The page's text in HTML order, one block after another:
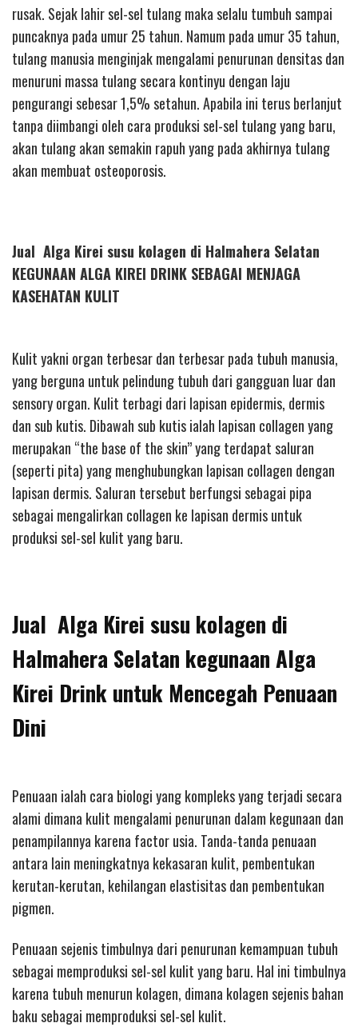
rusak. Sejak lahir sel-sel tulang maka selalu tumbuh sampai
puncaknya pada umur 25 tahun. Namum pada umur 35 tahun,
tulang manusia menginjak mengalami penurunan densitas dan
menuruni massa tulang secara kontinyu dengan laju
pengurangi sebesar 1,5% setahun. Apabila ini terus berlanjut
tanpa diimbangi oleh cara produksi sel-sel tulang yang baru,
akan tulang akan semakin rapuh yang pada akhirnya tulang
akan membuat osteoporosis.
Jual Alga Kirei susu kolagen di Halmahera Selatan
KEGUNAAN ALGA KIREI DRINK SEBAGAI MENJAGA
KASEHATAN KULIT
Kulit yakni organ terbesar dan terbesar pada tubuh manusia,
yang berguna untuk pelindung tubuh dari gangguan luar dan
sensory organ. Kulit terbagi dari lapisan epidermis, dermis
dan sub kutis. Dibawah sub kutis ialah lapisan collagen yang
merupakan “the base of the skin” yang terdapat saluran
(seperti pita) yang menghubungkan lapisan collagen dengan
lapisan dermis. Saluran tersebut berfungsi sebagai pipa
sebagai mengalirkan collagen ke lapisan dermis untuk
produksi sel-sel kulit yang baru.
Jual Alga Kirei susu kolagen di
Halmahera Selatan kegunaan Alga
Kirei Drink untuk Mencegah Penuaan
Dini
Penuaan ialah cara biologi yang kompleks yang terjadi secara
alami dimana kulit mengalami penurunan dalam kegunaan dan
penampilannya karena factor usia. Tanda-tanda penuaan
antara lain meningkatnya kekasaran kulit, pembentukan
kerutan-kerutan, kehilangan elastisitas dan pembentukan
pigmen.
Penuaan sejenis timbulnya dari penurunan kemampuan tubuh
sebagai memproduksi sel-sel kulit yang baru. Hal ini timbulnya
karena tubuh menurun kolagen, dimana kolagen sejenis bahan
baku sebagai memproduksi sel-sel kulit.